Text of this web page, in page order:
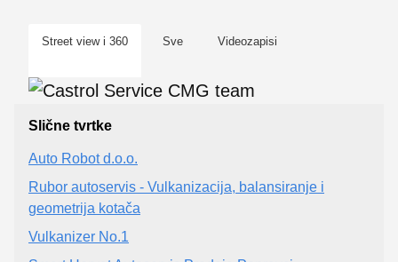
Street view i 360 Sve Videozapisi
Slične tvrtke
Auto Robot d.o.o.
Rubor autoservis - Vulkanizacija, balansiranje i
geometrija kotača
Vulkanizer No.1